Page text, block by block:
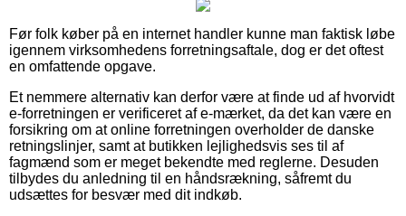
Før folk køber på en internet handler kunne man faktisk løbe
igennem virksomhedens forretningsaftale, dog er det oftest
en omfattende opgave.
Et nemmere alternativ kan derfor være at finde ud af hvorvidt
e-forretningen er verificeret af e-mærket, da det kan være en
forsikring om at online forretningen overholder de danske
retningslinjer, samt at butikken lejlighedsvis ses til af
fagmænd som er meget bekendte med reglerne. Desuden
tilbydes du anledning til en håndsrækning, såfremt du
udsættes for besvær med dit indkøb.